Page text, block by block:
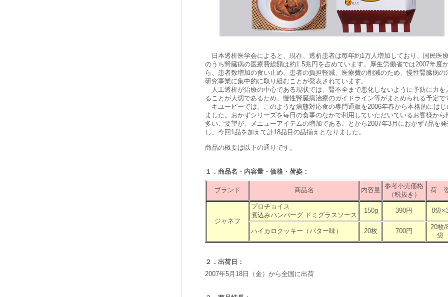
日本透析医学会によると、現在、透析患者は毎年約1万人増加しており、国民医
のうち腎臓病の医療費総額は約1.5兆円を占めています。厚生労働省では2007年度
ら、患者数増加の食い止め、患者の負担軽減、医療費の削減のため、慢性腎臓病の
研究事業に集中的に取り組むことが発表されています。
人工透析が治療の中心である現状では、腎不全まで悪化しないように予防に力を
ることが大切であるため、慢性腎臓病治療のガイドライン等がまとめられる予定で
キユーピーでは、このような病態対応食の専門通販を2006年春から本格的にはじ
ました。おかずシリーズを毎日の食事のなかで利用していただいているお客様から
多いご要望が、メニューアイテムの増加であることから2007年3月におかず7品を発
し、今回1品を加えて計18品目の品揃えとなりました。
商品の概要は以下の通りです。
１．商品名・内容量・価格・荷姿：
ブランド 商品名 内容量
参考小売価格
（税抜き）
荷
ジャネフ
プロチョイス
煮込みハンバーグ ドミグラスソース
150g 390円 8袋
ハイカロクッキー（バター味） 20枚 700円
20枚/
袋
２．出荷日：
2007年5月18日（金）から全国に出荷